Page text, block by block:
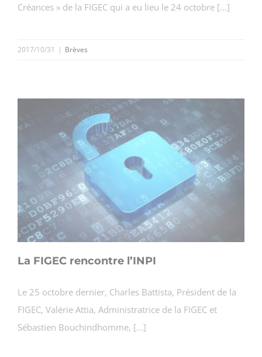
Créances » de la FIGEC qui a eu lieu le 24 octobre [...]
2017/10/31 | Brèves
La FIGEC rencontre l’INPI
Le 25 octobre dernier, Charles Battista, Président de la
FIGEC, Valérie Attia, Administratrice de la FIGEC et
Sébastien Bouchindhomme, [...]